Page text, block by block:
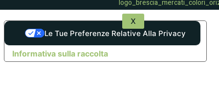
X
Informativa sulla raccolta
Le Tue Preferenze Relative Alla Privacy